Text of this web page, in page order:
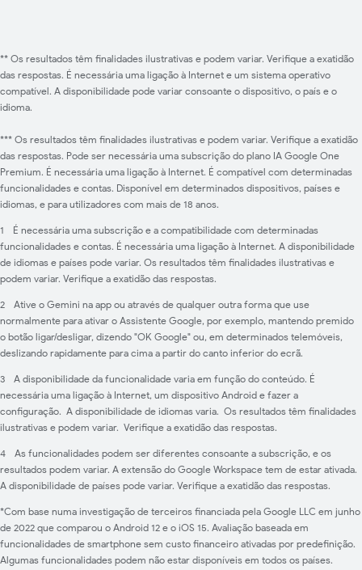
** Os resultados têm finalidades ilustrativas e podem variar. Verifique a exatidão
das respostas. É necessária uma ligação à Internet e um sistema operativo
compatível. A disponibilidade pode variar consoante o dispositivo, o país e o
idioma.
*** Os resultados têm finalidades ilustrativas e podem variar. Verifique a exatidão
das respostas. Pode ser necessária uma subscrição do plano IA Google One
Premium. É necessária uma ligação à Internet. É compatível com determinadas
funcionalidades e contas. Disponível em determinados dispositivos, países e
idiomas, e para utilizadores com mais de 18 anos.
1
É necessária uma subscrição e a compatibilidade com determinadas
funcionalidades e contas. É necessária uma ligação à Internet. A disponibilidade
de idiomas e países pode variar. Os resultados têm finalidades ilustrativas e
podem variar. Verifique a exatidão das respostas.
2
Ative o Gemini na app ou através de qualquer outra forma que use
normalmente para ativar o Assistente Google, por exemplo, mantendo premido
o botão ligar/desligar, dizendo "OK Google" ou, em determinados telemóveis,
deslizando rapidamente para cima a partir do canto inferior do ecrã.
3
A disponibilidade da funcionalidade varia em função do conteúdo. É
necessária uma ligação à Internet, um dispositivo Android e fazer a
configuração. A disponibilidade de idiomas varia. Os resultados têm finalidades
ilustrativas e podem variar. Verifique a exatidão das respostas.
4
As funcionalidades podem ser diferentes consoante a subscrição, e os
resultados podem variar. A extensão do Google Workspace tem de estar ativada.
A disponibilidade de países pode variar. Verifique a exatidão das respostas.
*Com base numa investigação de terceiros financiada pela Google LLC em junho
de 2022 que comparou o Android 12 e o iOS 15. Avaliação baseada em
funcionalidades de smartphone sem custo financeiro ativadas por predefinição.
Algumas funcionalidades podem não estar disponíveis em todos os países.